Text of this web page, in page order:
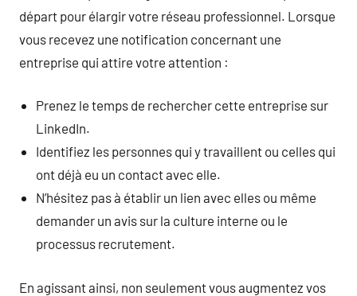
départ pour élargir votre réseau professionnel. Lorsque
vous recevez une notification concernant une
entreprise qui attire votre attention :
Prenez le temps de rechercher cette entreprise sur
LinkedIn.
Identifiez les personnes qui y travaillent ou celles qui
ont déjà eu un contact avec elle.
N’hésitez pas à établir un lien avec elles ou même
demander un avis sur la culture interne ou le
processus recrutement.
En agissant ainsi, non seulement vous augmentez vos